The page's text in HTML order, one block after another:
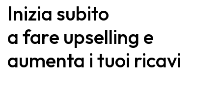
Inizia subito
a fare upselling e
aumenta i tuoi ricavi